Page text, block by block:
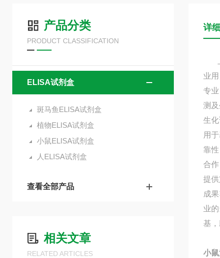
产品分类
PRODUCT CLASSIFICATION
ELISA试剂盒
斑马鱼ELISA试剂盒
植物ELISA试剂盒
小鼠ELISA试剂盒
人ELISA试剂盒
查看全部产品
相关文章
RELATED ARTICLES
详
业
专
测
生
用
靠
合
提
成
业
基
小